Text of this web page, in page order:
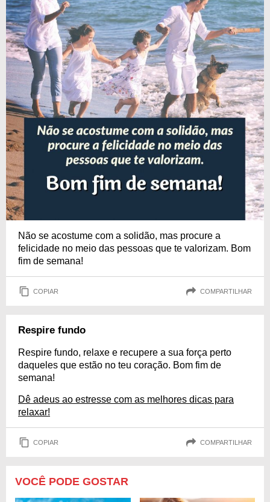
Não se acostume com a solidão, mas procure a
felicidade no meio das pessoas que te valorizam. Bom
fim de semana!
COPIAR COMPARTILHAR
Respire fundo
Respire fundo, relaxe e recupere a sua força perto
daqueles que estão no teu coração. Bom fim de
semana!
Dê adeus ao estresse com as melhores dicas para
relaxar!
COPIAR COMPARTILHAR
VOCÊ PODE GOSTAR